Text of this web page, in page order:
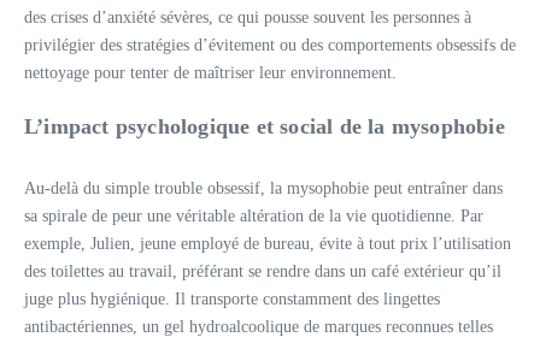
des crises d’anxiété sévères, ce qui pousse souvent les personnes à
privilégier des stratégies d’évitement ou des comportements obsessifs de
nettoyage pour tenter de maîtriser leur environnement.
L’impact psychologique et social de la mysophobie
Au-delà du simple trouble obsessif, la mysophobie peut entraîner dans
sa spirale de peur une véritable altération de la vie quotidienne. Par
exemple, Julien, jeune employé de bureau, évite à tout prix l’utilisation
des toilettes au travail, préférant se rendre dans un café extérieur qu’il
juge plus hygiénique. Il transporte constamment des lingettes
antibactériennes, un gel hydroalcoolique de marques reconnues telles